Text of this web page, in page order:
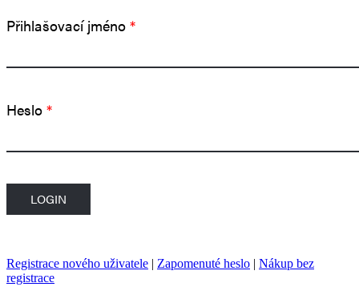
Přihlašovací jméno *
Heslo *
Registrace nového uživatele | Zapomenuté heslo | Nákup bez
registrace